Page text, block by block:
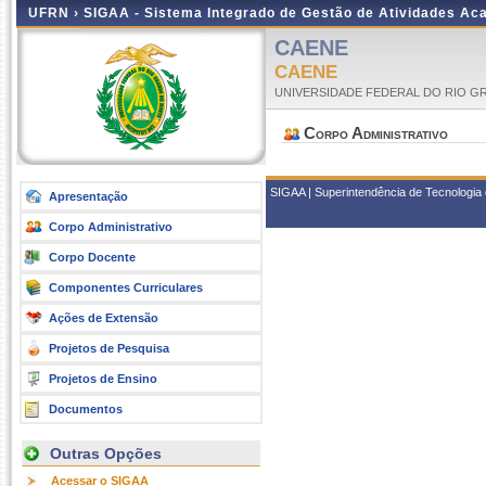
UFRN › SIGAA - Sistema Integrado de Gestão de Atividades
Apresentação
Corpo Administrativo
Corpo Docente
Componentes Curriculares
Ações de Extensão
Projetos de Pesquisa
Projetos de Ensino
Documentos
Outras Opções
Acessar o SIGAA
CAENE
CAENE
UNIVERSIDADE FEDERAL DO RIO
Corpo Administrativo
SIGAA | Superintendência de